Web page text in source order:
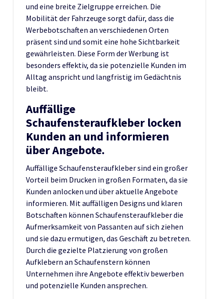
und eine breite Zielgruppe erreichen. Die
Mobilität der Fahrzeuge sorgt dafür, dass die
Werbebotschaften an verschiedenen Orten
präsent sind und somit eine hohe Sichtbarkeit
gewährleisten. Diese Form der Werbung ist
besonders effektiv, da sie potenzielle Kunden im
Alltag anspricht und langfristig im Gedächtnis
bleibt.
Auffällige
Schaufensteraufkleber locken
Kunden an und informieren
über Angebote.
Auffällige Schaufensteraufkleber sind ein großer
Vorteil beim Drucken in großen Formaten, da sie
Kunden anlocken und über aktuelle Angebote
informieren. Mit auffälligen Designs und klaren
Botschaften können Schaufensteraufkleber die
Aufmerksamkeit von Passanten auf sich ziehen
und sie dazu ermutigen, das Geschäft zu betreten.
Durch die gezielte Platzierung von großen
Aufklebern an Schaufenstern können
Unternehmen ihre Angebote effektiv bewerben
und potenzielle Kunden ansprechen.